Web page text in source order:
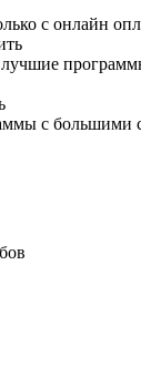
с онлайн
с большими